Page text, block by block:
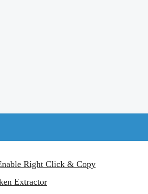
Right Click & Copy
Extractor